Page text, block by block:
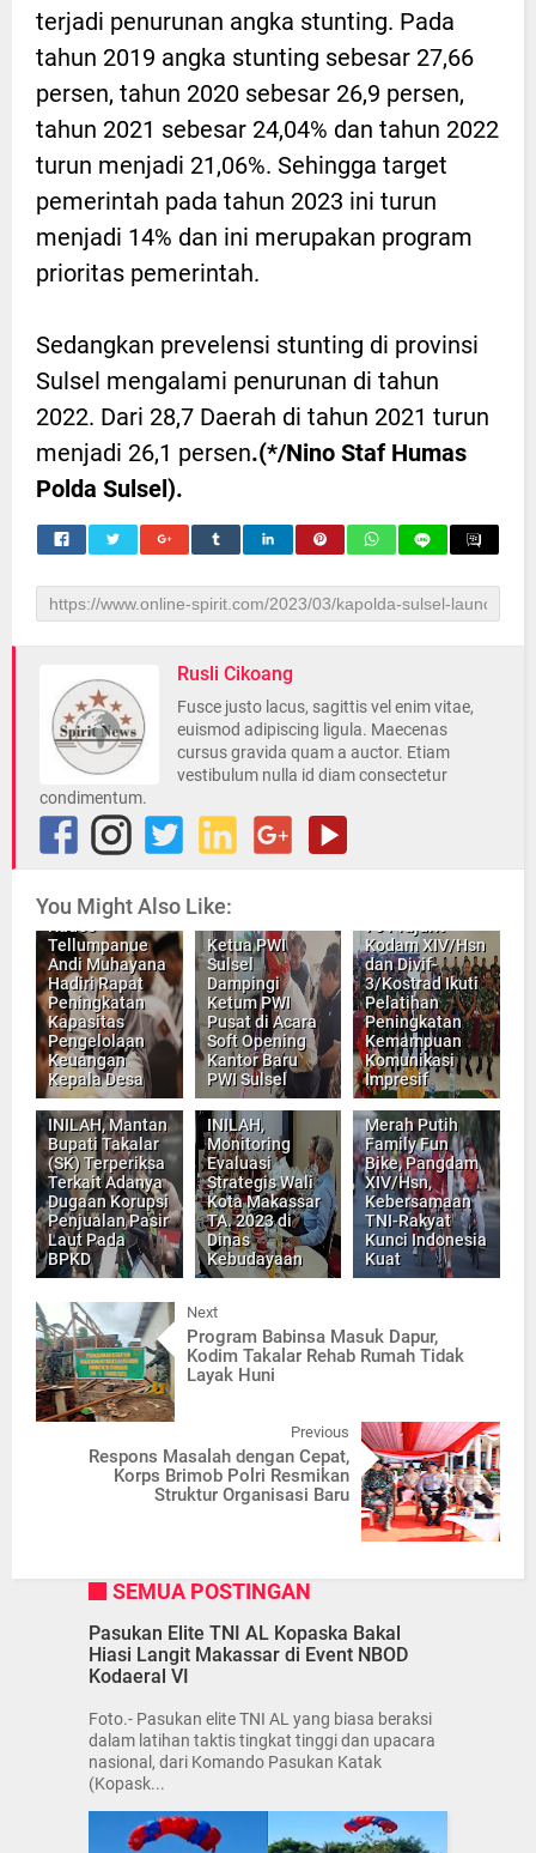
terjadi penurunan angka stunting. Pada
tahun 2019 angka stunting sebesar 27,66
persen, tahun 2020 sebesar 26,9 persen,
tahun 2021 sebesar 24,04% dan tahun 2022
turun menjadi 21,06%. Sehingga target
pemerintah pada tahun 2023 ini turun
menjadi 14% dan ini merupakan program
prioritas pemerintah.
Sedangkan prevelensi stunting di provinsi
Sulsel mengalami penurunan di tahun
2022. Dari 28,7 Daerah di tahun 2021 turun
menjadi 26,1 persen.(*/Nino Staf Humas
Polda Sulsel).
Rusli Cikoang
Fusce justo lacus, sagittis vel enim vitae,
euismod adipiscing ligula. Maecenas
cursus gravida quam a auctor. Etiam
vestibulum nulla id diam consectetur
condimentum.
You Might Also Like:
Tellumpanue
Andi Muhayana
Hadiri Rapat
Peningkatan
Kapasitas
Pengelolaan
Keuangan
Kepala Desa
Ketua PWI
Sulsel
Dampingi
Ketum PWI
Pusat di Acara
Soft Opening
Kantor Baru
PWI Sulsel
Kodam XIV/Hsn
dan Divif-
3/Kostrad Ikuti
Pelatihan
Peningkatan
Kemampuan
Komunikasi
Impresif
INILAH, Mantan
Bupati Takalar
(SK) Terperiksa
Terkait Adanya
Dugaan Korupsi
Penjualan Pasir
Laut Pada
BPKD
INILAH,
Monitoring
Evaluasi
Strategis Wali
Kota Makassar
TA. 2023 di
Dinas
Kebudayaan
Merah Putih
Family Fun
Bike, Pangdam
XIV/Hsn,
Kebersamaan
TNI-Rakyat
Kunci Indonesia
Kuat
Next
Program Babinsa Masuk Dapur,
Kodim Takalar Rehab Rumah Tidak
Layak Huni
Previous
Respons Masalah dengan Cepat,
Korps Brimob Polri Resmikan
Struktur Organisasi Baru
SEMUA POSTINGAN
Pasukan Elite TNI AL Kopaska Bakal
Hiasi Langit Makassar di Event NBOD
Kodaeral VI
Foto.- Pasukan elite TNI AL yang biasa beraksi
dalam latihan taktis tingkat tinggi dan upacara
nasional, dari Komando Pasukan Katak
(Kopask...